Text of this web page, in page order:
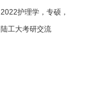
2022护理学，专硕，
陆工大考研交流